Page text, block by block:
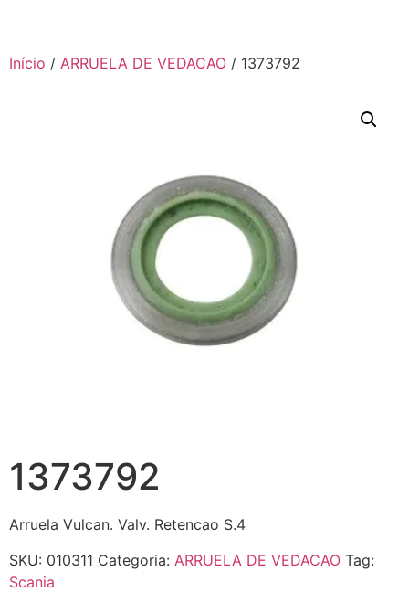
Início / ARRUELA DE VEDACAO / 1373792
1373792
Arruela Vulcan. Valv. Retencao S.4
SKU: 010311 Categoria: ARRUELA DE VEDACAO Tag:
Scania